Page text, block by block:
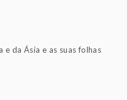
e da Ásia e as suas folhas